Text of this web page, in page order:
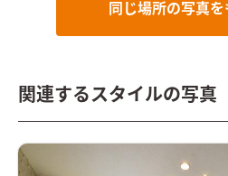
同じ場所の写真
関連するスタイルの写真